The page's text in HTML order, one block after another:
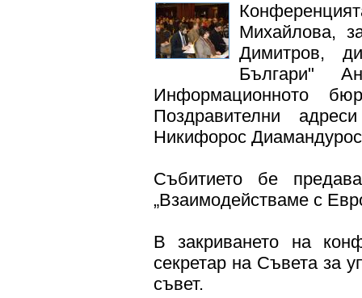
Михайлова,
Димитров,
Българи"
Информационното
Поздравителни
Никифорос
Събитието бе
„Взаимодействаме с
В закриването на
секретар на Съвета за
съвет.